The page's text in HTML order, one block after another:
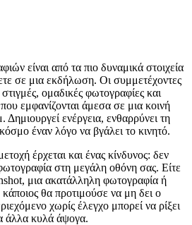
είναι από τα πιο δυναμικά στοιχεία
σε μια εκδήλωση. Οι συμμετέχοντες
ομαδικές φωτογραφίες και
εμφανίζονται άμεσα σε μια κοινή
ενέργεια, ενθαρρύνει τη
έναν λόγο να βγάλει το κινητό.
έρχεται και ένας κίνδυνος: δεν
στη μεγάλη οθόνη σας. Είτε
μια ακατάλληλη φωτογραφία ή
θα προτιμούσε να μη δει ο
χωρίς έλεγχο μπορεί να ρίξει
άλλα κυλά άψογα.